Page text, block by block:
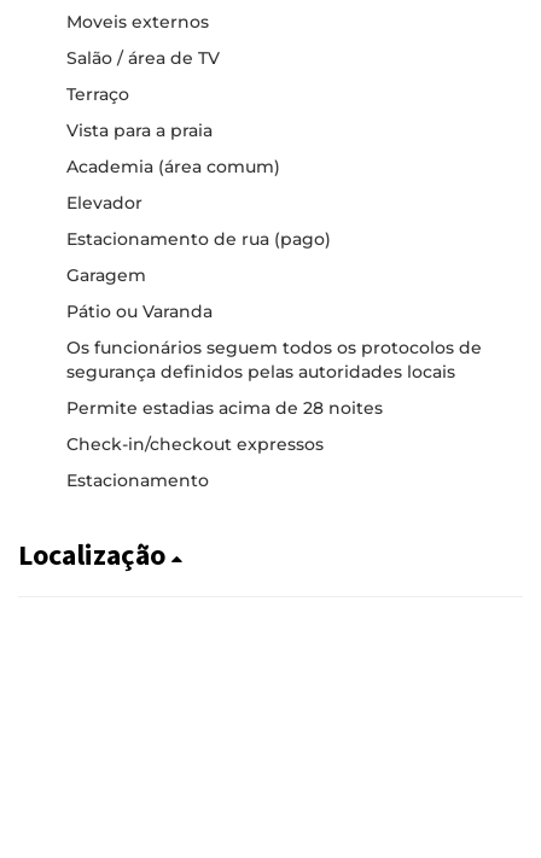
Moveis externos
Salão / área de TV
Terraço
Vista para a praia
Academia (área comum)
Elevador
Estacionamento de rua (pago)
Garagem
Pátio ou Varanda
Os funcionários seguem todos os protocolos de
segurança definidos pelas autoridades locais
Permite estadias acima de 28 noites
Check-in/checkout expressos
Estacionamento
Localização